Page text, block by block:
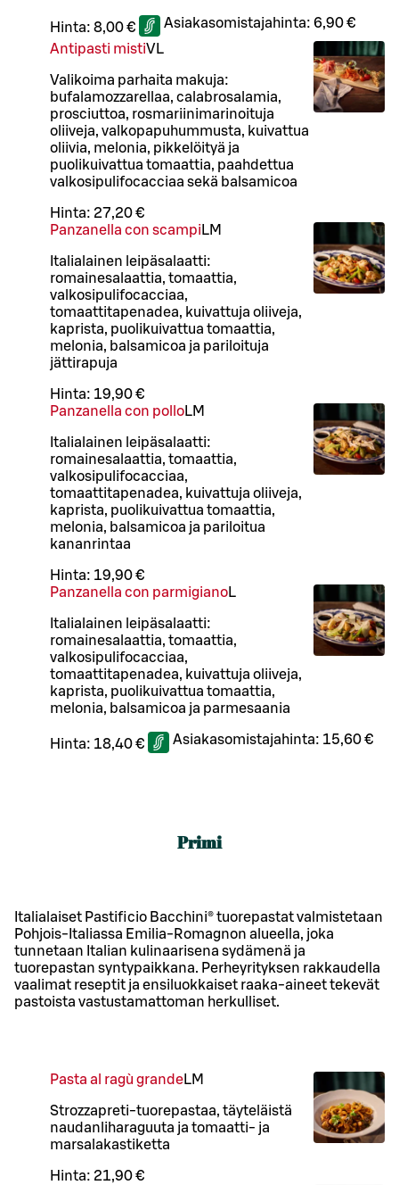
Hinta: 8,00 € Asiakasomistajahinta: 6,90 €
Antipasti mistiVL
Valikoima parhaita makuja:
bufalamozzarellaa, calabrosalamia,
prosciuttoa, rosmariinimarinoituja
oliiveja, valkopapuhummusta, kuivattua
oliivia, melonia, pikkelöityä ja
puolikuivattua tomaattia, paahdettua
valkosipulifocacciaa sekä balsamicoa
Hinta: 27,20 €
Panzanella con scampi LM
Italialainen leipäsalaatti:
romainesalaattia, tomaattia,
valkosipulifocacciaa,
tomaattitapenadea, kuivattuja oliiveja,
kaprista, puolikuivattua tomaattia,
melonia, balsamicoa ja pariloituja
jättirapuja
Hinta: 19,90 €
Panzanella con polloLM
Italialainen leipäsalaatti:
romainesalaattia, tomaattia,
valkosipulifocacciaa,
tomaattitapenadea, kuivattuja oliiveja,
kaprista, puolikuivattua tomaattia,
melonia, balsamicoa ja pariloitua
kananrintaa
Hinta: 19,90 €
Panzanella con parmigianoL
Italialainen leipäsalaatti:
romainesalaattia, tomaattia,
valkosipulifocacciaa,
tomaattitapenadea, kuivattuja oliiveja,
kaprista, puolikuivattua tomaattia,
melonia, balsamicoa ja parmesaania
Hinta: 18,40 € Asiakasomistajahinta: 15,60 €
Primi
Italialaiset Pastificio Bacchini® tuorepastat valmistetaan
Pohjois-Italiassa Emilia-Romagnon alueella, joka
tunnetaan Italian kulinaarisena sydämenä ja
tuorepastan syntypaikkana. Perheyrityksen rakkaudella
vaalimat reseptit ja ensiluokkaiset raaka-aineet tekevät
pastoista vastustamattoman herkulliset.
Pasta al ragù grandeLM
Strozzapreti-tuorepastaa, täyteläistä
naudanliharaguuta ja tomaatti- ja
marsalakastiketta
Hinta: 21,90 €